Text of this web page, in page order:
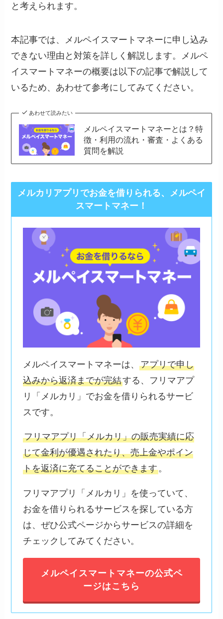
と考えられます。
本記事では、メルペイスマートマネーに申し込み
できない理由と対策を詳しく解説します。メルペ
イスマートマネーの概要は以下の記事で解説して
いるため、あわせて参考にしてみてください。
あわせて読みたい
メルペイスマートマネーとは？特
徴・利用の流れ・審査・よくある
質問を解説
メルカリアプリでお金を借りられる、メルペイ
スマートマネー！
メルペイスマートマネーは、 アプリで申し
込みから返済までが完結する、フリマアプ
リ「メルカリ」でお金を借りられるサービ
スです。
フリマアプリ「メルカリ」の販売実績に応
じて金利が優遇されたり、売上金やポイン
トを返済に充てることができます。
フリマアプリ「メルカリ」を使っていて、
お金を借りられるサービスを探している方
は、ぜひ公式ページからサービスの詳細を
チェックしてみてください。
メルペイスマートマネーの公式ペ
ージはこちら